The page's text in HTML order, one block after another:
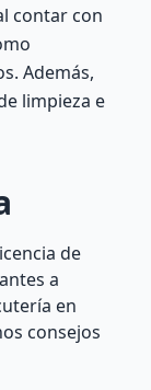
contar con
Además,
limpieza e
de
a
en
consejos